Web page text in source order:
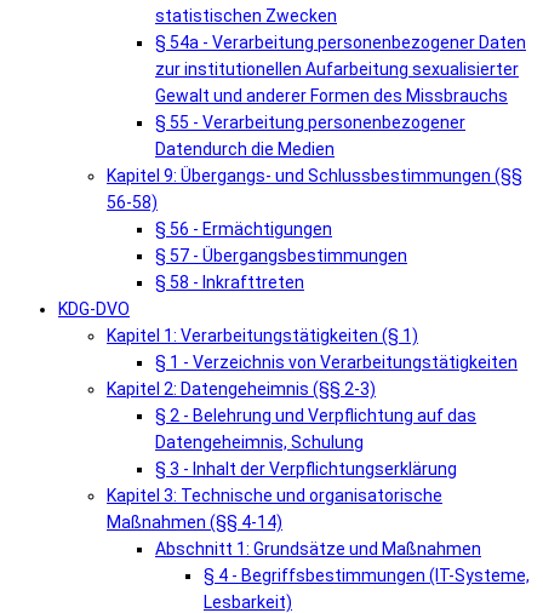
statistischen Zwecken
§ 54a - Verarbeitung personenbezogener Daten
zur institutionellen Aufarbeitung sexualisierter
Gewalt und anderer Formen des Missbrauchs
§ 55 - Verarbeitung personenbezogener
Datendurch die Medien
Kapitel 9: Übergangs- und Schlussbestimmungen (§§
56-58)
§ 56 - Ermächtigungen
§ 57 - Übergangsbestimmungen
§ 58 - Inkrafttreten
KDG-DVO
Kapitel 1: Verarbeitungstätigkeiten (§ 1)
§ 1 - Verzeichnis von Verarbeitungstätigkeiten
Kapitel 2: Datengeheimnis (§§ 2-3)
§ 2 - Belehrung und Verpflichtung auf das
Datengeheimnis, Schulung
§ 3 - Inhalt der Verpflichtungserklärung
Kapitel 3: Technische und organisatorische
Maßnahmen (§§ 4-14)
Abschnitt 1: Grundsätze und Maßnahmen
§ 4 - Begriffsbestimmungen (IT-Systeme,
Lesbarkeit)